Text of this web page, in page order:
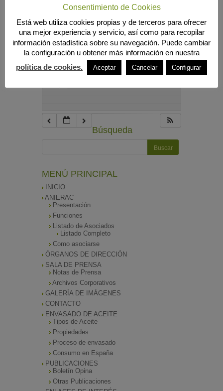
9:00 pm
10:00 pm
Búsqueda
MENÚ PRINCIPAL
INICIO
ANIERAC
Presentación
Funciones
Listado de Asociados
Listado Completo
Como asociarse
ÓRGANOS DE DIRECCIÓN
SALA DE PRENSA
Notas de Prensa
Archivos Corporativos
GALERÍA DE IMÁGENES
CONTACTO
ENVASADO DE ACEITE
Tipos de Aceite
Propiedades
Proceso de envasado
Consumo en España
PUBLICACIONES
Boletín Opina
Otras Publicaciones
Consentimiento de Cookies
Está web utiliza cookies propias y de terceros para ofrecer
una mejor experiencia y servicio, así como para recopilar
información estadística sobre su navegación. Puede cambiar
la configuración u obtener más información en nuestra
política de cookies.
Aceptar Cancelar Configurar